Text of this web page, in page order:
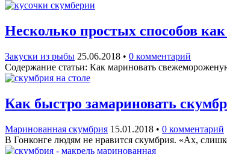
Несколько простых способов
Закуски из рыбы 25.06.2018 • 0 комментарий
Содержание статьи: Как мариновать
Как быстро замариновать
Маринованная скумбрия 15.01.2018 • 0 комментарий
В Гонконге людям не нравится скумбрия. «Ах,